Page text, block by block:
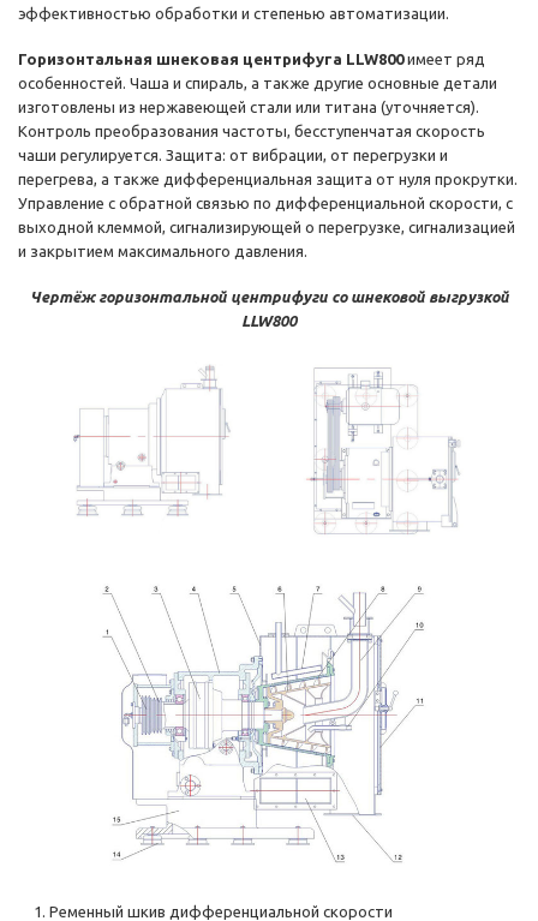
эффективностью обработки и степенью автоматизации.
Горизонтальная шнековая центрифуга LLW800имеет ряд
особенностей. Чаша и спираль, а также другие основные детали
изготовлены из нержавеющей стали или титана (уточняется).
Контроль преобразования частоты, бесступенчатая скорость
чаши регулируется. Защита: от вибрации, от перегрузки и
перегрева, а также дифференциальная защита от нуля прокрутки.
Управление с обратной связью по дифференциальной скорости, с
выходной клеммой, сигнализирующей о перегрузке, сигнализацией
и закрытием максимального давления.
Чертёж горизонтальной центрифуги со шнековой выгрузкой
LLW800
Ременный шкив дифференциальной скорости